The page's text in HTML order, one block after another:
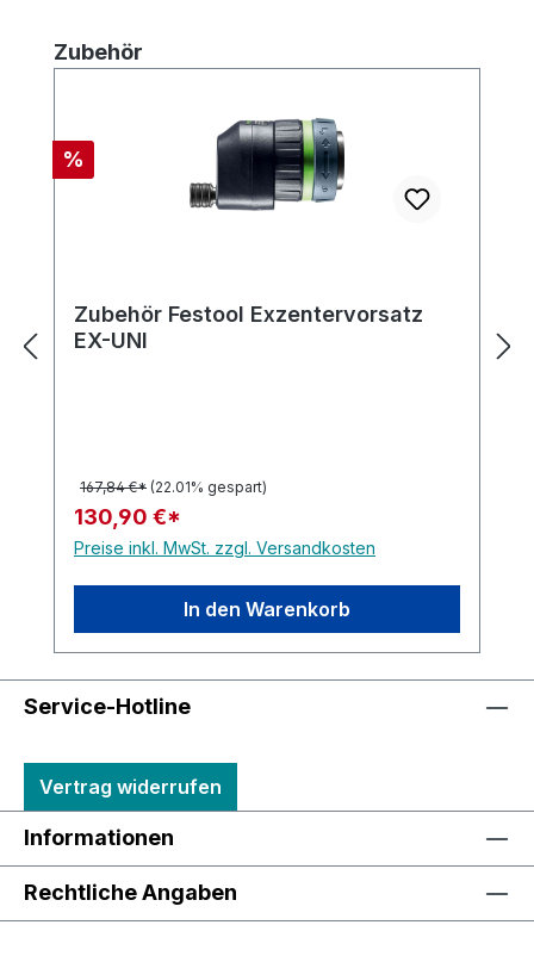
Produktgalerie überspringen
Zubehör
Rabatt
%
Zubehör Festool Exzentervorsatz
EX-UNI
167,84 €* (22.01% gespart)
130,90 €*
Preise inkl. MwSt. zzgl. Versandkosten
In den Warenkorb
Service-Hotline
Vertrag widerrufen
Informationen
Rechtliche Angaben